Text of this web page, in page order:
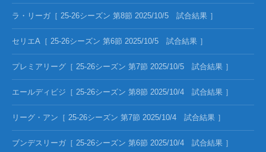
ラ・リーガ［ 25-26シーズン 第8節 2025/10/5 試合結果 ］
セリエA［ 25-26シーズン 第6節 2025/10/5 試合結果 ］
プレミアリーグ［ 25-26シーズン 第7節 2025/10/5 試合結果 ］
エールディビジ［ 25-26シーズン 第8節 2025/10/4 試合結果 ］
リーグ・アン［ 25-26シーズン 第7節 2025/10/4 試合結果 ］
ブンデスリーガ［ 25-26シーズン 第6節 2025/10/4 試合結果 ］